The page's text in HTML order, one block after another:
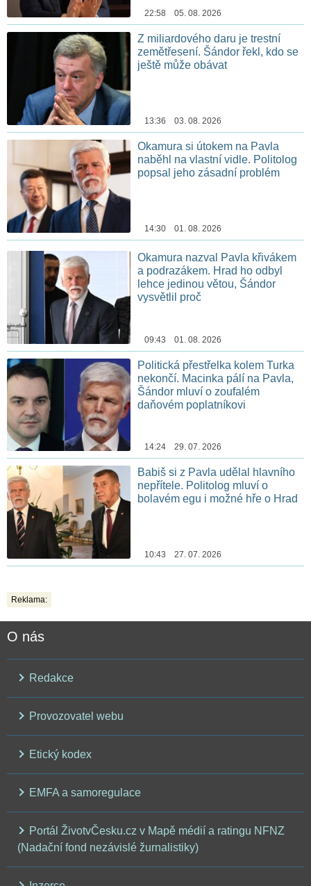
22:58 05. 08. 2026
Z miliardového daru je trestní
zemětřesení. Šándor řekl, kdo se
ještě může obávat
13:36 03. 08. 2026
Okamura si útokem na Pavla
naběhl na vlastní vidle. Politolog
popsal jeho zásadní problém
14:30 01. 08. 2026
Okamura nazval Pavla křivákem
a podrazákem. Hrad ho odbyl
lehce jedinou větou, Šándor
vysvětlil proč
09:43 01. 08. 2026
Politická přestřelka kolem Turka
nekončí. Macinka pálí na Pavla,
Šándor mluví o zoufalém
daňovém poplatníkovi
14:24 29. 07. 2026
Babiš si z Pavla udělal hlavního
nepřítele. Politolog mluví o
bolavém egu i možné hře o Hrad
10:43 27. 07. 2026
Reklama:
O nás
Redakce
Provozovatel webu
Etický kodex
EMFA a samoregulace
Portál ŽivotvČesku.cz v Mapě médií a ratingu NFNZ
(Nadační fond nezávislé žurnalistiky)